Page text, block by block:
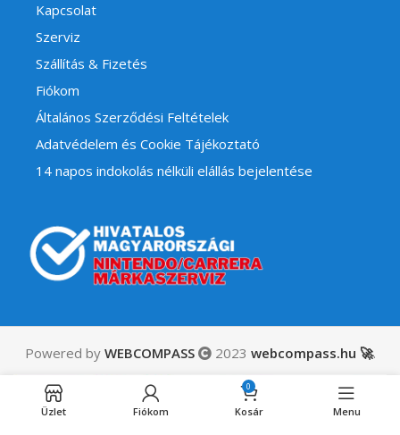
Kapcsolat
Szerviz
Szállítás & Fizetés
Fiókom
Általános Szerződési Feltételek
Adatvédelem és Cookie Tájékoztató
14 napos indokolás nélküli elállás bejelentése
Powered by WEBCOMPASS 2023 webcompass.hu 🚀.
Vengeance
24,490
tartalmaz
Engedélyezett
utánrendelésre
Üzlet Fiókom
0
Kosár Menu